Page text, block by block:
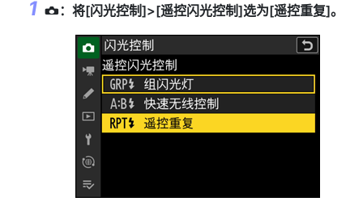
C：将[闪光控制]>[遥控闪光控制]选为[遥控重复]。